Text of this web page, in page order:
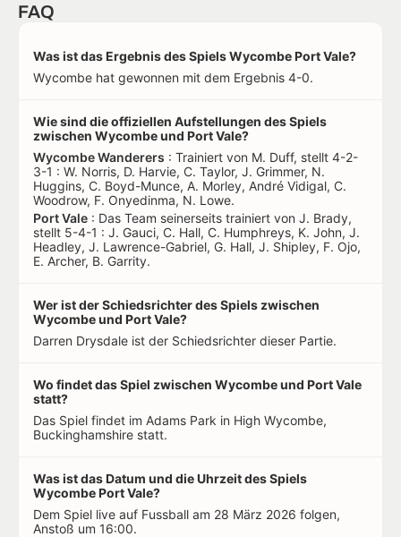
FAQ
Was ist das Ergebnis des Spiels Wycombe Port Vale?
Wycombe hat gewonnen mit dem Ergebnis 4-0.
Wie sind die offiziellen Aufstellungen des Spiels
zwischen Wycombe und Port Vale?
Wycombe Wanderers : Trainiert von M. Duff, stellt 4-2-
3-1 : W. Norris, D. Harvie, C. Taylor, J. Grimmer, N.
Huggins, C. Boyd-Munce, A. Morley, André Vidigal, C.
Woodrow, F. Onyedinma, N. Lowe.
Port Vale : Das Team seinerseits trainiert von J. Brady,
stellt 5-4-1 : J. Gauci, C. Hall, C. Humphreys, K. John, J.
Headley, J. Lawrence-Gabriel, G. Hall, J. Shipley, F. Ojo,
E. Archer, B. Garrity.
Wer ist der Schiedsrichter des Spiels zwischen
Wycombe und Port Vale?
Darren Drysdale ist der Schiedsrichter dieser Partie.
Wo findet das Spiel zwischen Wycombe und Port Vale
statt?
Das Spiel findet im Adams Park in High Wycombe,
Buckinghamshire statt.
Was ist das Datum und die Uhrzeit des Spiels
Wycombe Port Vale?
Dem Spiel live auf Fussball am 28 März 2026 folgen,
Anstoß um 16:00.